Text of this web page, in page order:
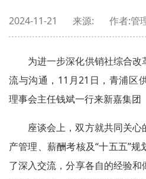
2024-11-21 来源: 作者:管
为进一步深化供销社综合
流与沟通，11月21日，青浦区
理事会主任钱斌一行来新嘉集团
座谈会上，双方就共同关
产管理、薪酬考核及“十五五”
了深入交流，分享各自的经验